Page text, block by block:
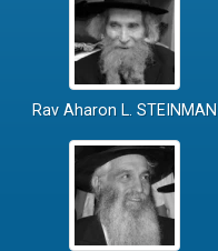
Rav Aharon L. STEINMAN